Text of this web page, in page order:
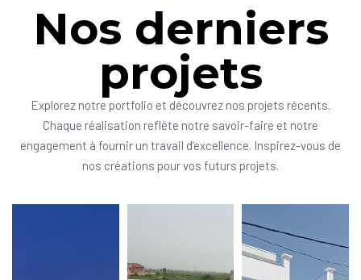
Nos derniers
projets
Explorez notre portfolio et découvrez nos projets récents.
Chaque réalisation reflète notre savoir-faire et notre
engagement à fournir un travail d’excellence. Inspirez-vous de
nos créations pour vos futurs projets.